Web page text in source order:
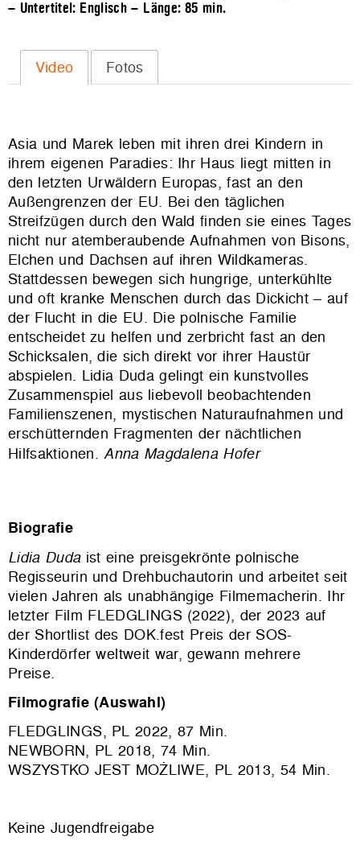
– Untertitel: Englisch – Länge: 85 min.
Video Fotos
Asia und Marek leben mit ihren drei Kindern in
ihrem eigenen Paradies: Ihr Haus liegt mitten in
den letzten Urwäldern Europas, fast an den
Außengrenzen der EU. Bei den täglichen
Streifzügen durch den Wald finden sie eines Tages
nicht nur atemberaubende Aufnahmen von Bisons,
Elchen und Dachsen auf ihren Wildkameras.
Stattdessen bewegen sich hungrige, unterkühlte
und oft kranke Menschen durch das Dickicht – auf
der Flucht in die EU. Die polnische Familie
entscheidet zu helfen und zerbricht fast an den
Schicksalen, die sich direkt vor ihrer Haustür
abspielen. Lidia Duda gelingt ein kunstvolles
Zusammenspiel aus liebevoll beobachtenden
Familienszenen, mystischen Naturaufnahmen und
erschütternden Fragmenten der nächtlichen
Hilfsaktionen.Anna Magdalena Hofer
Biografie
Lidia Dudaist eine preisgekrönte polnische
Regisseurin und Drehbuchautorin und arbeitet seit
vielen Jahren als unabhängige Filmemacherin. Ihr
letzter Film FLEDGLINGS (2022), der 2023 auf
der Shortlist des DOK.fest Preis der SOS-
Kinderdörfer weltweit war, gewann mehrere
Preise.
Filmografie (Auswahl)
FLEDGLINGS, PL 2022, 87 Min.
NEWBORN, PL 2018, 74 Min.
WSZYSTKO JEST MOŻLIWE, PL 2013, 54 Min.
Keine Jugendfreigabe